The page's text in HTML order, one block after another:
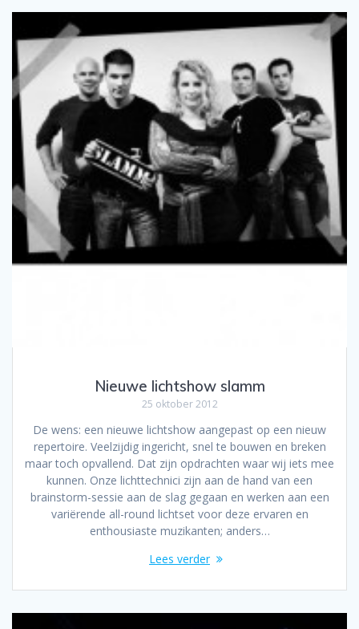
Nieuwe lichtshow slamm
25 oktober 2012
De wens: een nieuwe lichtshow aangepast op een nieuw
repertoire. Veelzijdig ingericht, snel te bouwen en breken
maar toch opvallend. Dat zijn opdrachten waar wij iets mee
kunnen. Onze lichttechnici zijn aan de hand van een
brainstorm-sessie aan de slag gegaan en werken aan een
variërende all-round lichtset voor deze ervaren en
enthousiaste muzikanten; anders…
Lees verder